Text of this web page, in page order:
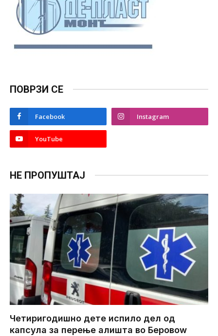
ПОВРЗИ СЕ
Facebook Instagram
YouTube
НЕ ПРОПУШТАЈ
Четиригодишно дете испило дел од
капсула за перење алишта во Беровоw